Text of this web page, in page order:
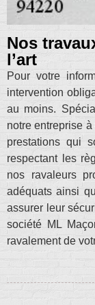
Nos
l’art
Pour votre
intervention
au moins.
notre entreprise
prestations qui
respectant les
nos ravaleurs
adéquats ainsi
assurer leur
société ML
ravalement de